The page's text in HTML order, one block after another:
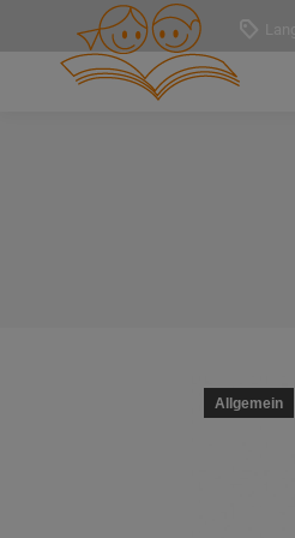
Allgemein